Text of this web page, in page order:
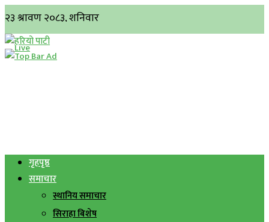
गृहपृष्ठ
समाचार
स्थानिय समाचार
सिराहा बिशेष